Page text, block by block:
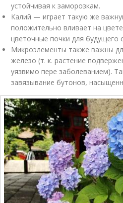
устойчивая к заморозкам.
Калий — играет такую же
положительно вливает на
цветочные почки для будущего
Микроэлементы также важны
железо (т. к. растение
уязвимо пере заболеванием).
завязывание бутонов,